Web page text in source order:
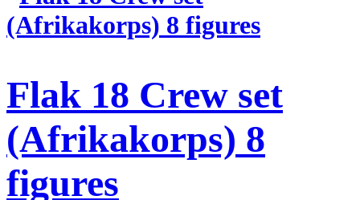
Flak 18 Crew set
(Afrikakorps) 8
figures